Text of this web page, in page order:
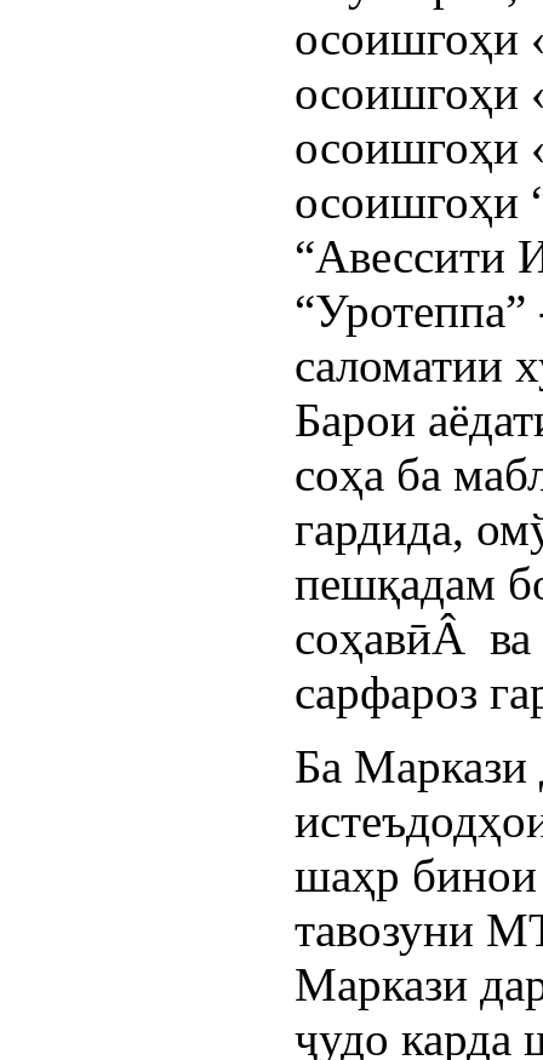
осоишгоҳи
осоишгоҳи
осоишгоҳи
осоишгоҳи
“Авессити
саломатии
Барои
соҳа ба
гардида,
пешқадам
соҳавӣÂ ва
сарфароз
Ба Маркази
шаҳр бинои
тавозуни
Маркази
ҷудо